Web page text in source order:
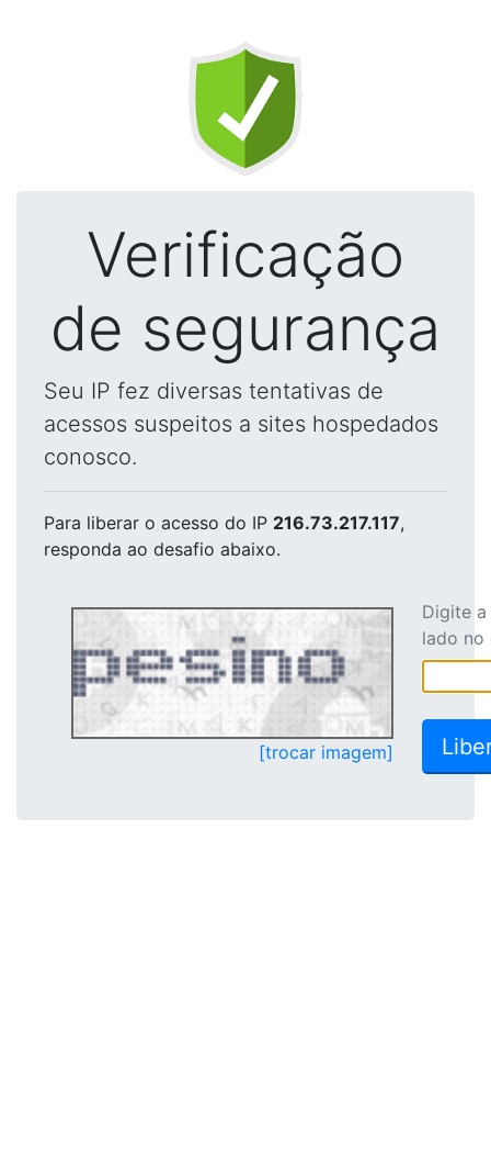
Verificação
de segurança
Seu IP fez diversas tentativas de
acessos suspeitos a sites hospedados
conosco.
Para liberar o acesso do IP 216.73.217.117,
responda ao desafio abaixo.
[trocar imagem]
Digite
lado no